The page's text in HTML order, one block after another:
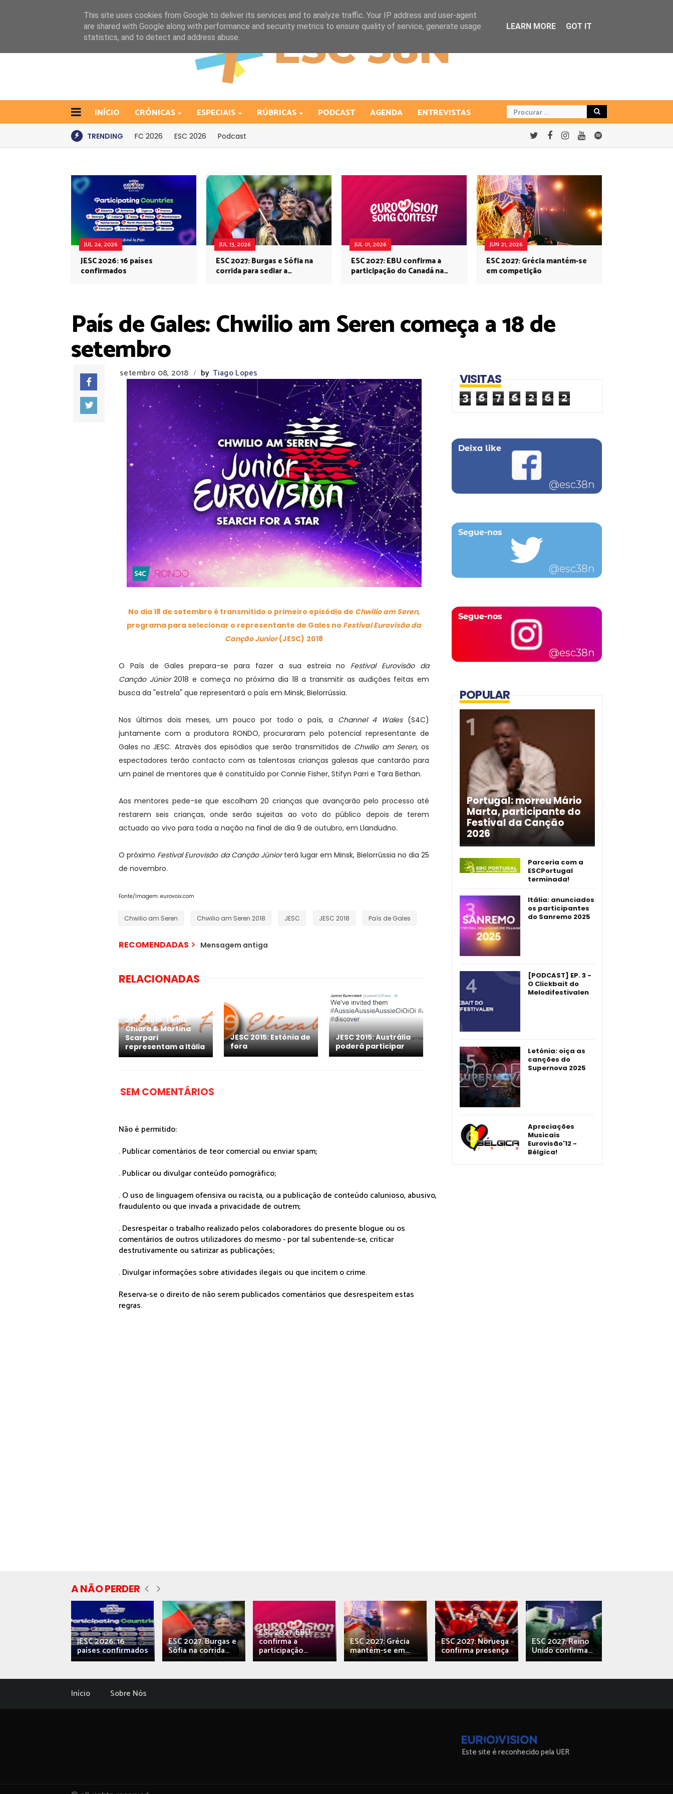
INÍCIO CRÓNICAS ESPECIAIS RÚBRICAS PODCAST AGENDA ENTREVISTAS
TRENDING FC 2026 ESC 2026 Podcast
JUL 24, 2026
JESC 2026: 16 países
confirmados
JUL 13, 2026
ESC 2027: Burgas e Sófia na
corrida para sediar a
JUL 01, 2026
ESC 2027: EBU confirma a
participação do Canadá na
JUN 21, 2026
ESC 2027: Grécia mantém-se
em competição
País de Gales: Chwilio am Seren começa a 18 de
setembro
setembro 08, 2018 / by Tiago Lopes
No dia 18 de setembro é transmitido o primeiro episódio de Chwilio am Seren,
programa para selecionar o representante de Gales no Festival Eurovisão da
Canção Junior(JESC) 2018
O País de Gales prepara-se para fazer a sua estreia no Festival Eurovisão da
Canção Júnior2018 e começa no próxima dia 18 a transmitir as audições feitas em
busca da "estrela" que representará o país em Minsk, Bielorrússia.
Nos últimos dois meses, um pouco por todo o país, a Channel 4 Wales(S4C)
juntamente com a produtora RONDO, procuraram pelo potencial representante de
Gales no JESC. Através dos episódios que serão transmitidos de Chwilio am Seren, os
espectadores terão contacto com as talentosas crianças galesas que cantarão para
um painel de mentores que é constituído por Connie Fisher, Stifyn Parri e Tara Bethan.
Aos mentores pede-se que escolham 20 crianças que avançarão pelo processo até
restarem seis crianças, onde serão sujeitas ao voto do público depois de terem
actuado ao vivo para toda a nação na final de dia 9 de outubro, em Llandudno.
O próximo Festival Eurovisão da Canção Júniorterá lugar em Minsk, Bielorrússia no dia 25
de novembro.
Fonte/Imagem: eurovoix.com
Chwilio am Seren Chwilio am Seren 2018 JESC JESC 2018 País de Gales
RECOMENDADAS Mensagem antiga
RELACIONADAS
JESC 2015: Twins
Chiara & Martina
Scarpari
representam a Itália
JESC 2015: Estónia de
fora
JESC 2015: Austrália
poderá participar
SEM COMENTÁRIOS
Não é permitido:
. Publicar comentários de teor comercial ou enviar spam;
. Publicar ou divulgar conteúdo pornográfico;
. O uso de linguagem ofensiva ou racista, ou a publicação de conteúdo calunioso, abusivo,
fraudulento ou que invada a privacidade de outrem;
. Desrespeitar o trabalho realizado pelos colaboradores do presente blogue ou os
comentários de outros utilizadores do mesmo - por tal subentende-se, criticar
destrutivamente ou satirizar as publicações;
. Divulgar informações sobre atividades ilegais ou que incitem o crime.
Reserva-se o direito de não serem publicados comentários que desrespeitem estas
regras.
VISITAS
3 6 7 6 2 6 2
POPULAR
Portugal: morreu Mário
Marta, participante do
Festival da Canção
2026
Parceria com a
ESCPortugal
terminada!
Itália: anunciados
os participantes
do Sanremo 2025
[PODCAST] EP. 3 -
O Clickbait do
Melodifestivalen
Letónia: oiça as
canções do
Supernova 2025
Apreciações
Musicais
Eurovisão'12 -
Bélgica!
A NÃO PERDER
JESC 2026: 16
países confirmados
ESC 2027: Burgas e
Sófia na corrida...
ESC 2027: EBU
confirma a
participação...
ESC 2027: Grécia
mantém-se em...
ESC 2027: Noruega
confirma presença
ESC 2027: Reino
Unido confirma...
Início Sobre Nós
Este site é reconhecido pela UER
This site uses cookies from Google to deliver its services and to analyze traffic. Your IP address and user-agent
are shared with Google along with performance and security metrics to ensure quality of service, generate usage
statistics, and to detect and address abuse.
LEARN MORE GOT IT